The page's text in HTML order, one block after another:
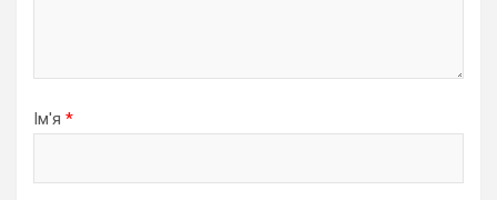
Ім'я *